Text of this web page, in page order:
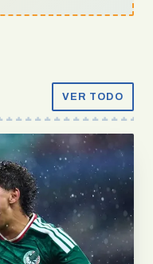
VER TODO